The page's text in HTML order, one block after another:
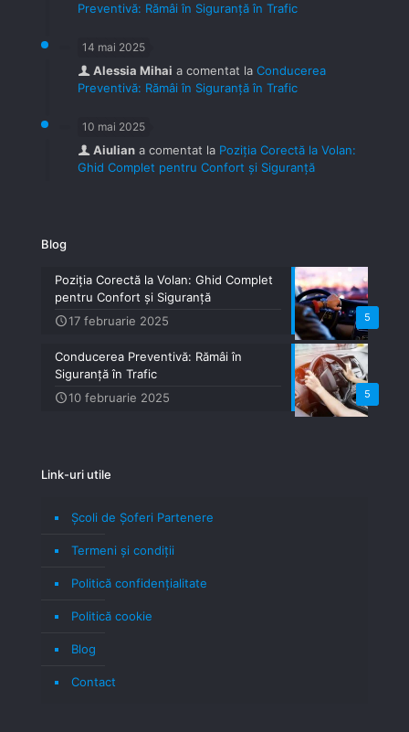
Preventivă: Rămâi în Siguranță în Trafic
14 mai 2025
Alessia Mihai a comentat la Conducerea
Preventivă: Rămâi în Siguranță în Trafic
10 mai 2025
Aiulian a comentat la Poziția Corectă la Volan:
Ghid Complet pentru Confort și Siguranță
Blog
5
Poziția Corectă la Volan: Ghid Complet
pentru Confort și Siguranță
17 februarie 2025
5
Conducerea Preventivă: Rămâi în
Siguranță în Trafic
10 februarie 2025
Link-uri utile
Școli de Șoferi Partenere
Termeni şi condiţii
Politică confidenţialitate
Politică cookie
Blog
Contact